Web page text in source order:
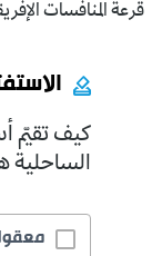
قرعة المنافسات الإفريقية
كيف تقيّم
الساحلية